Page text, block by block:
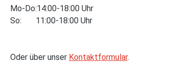
Mo-Do:14:00-18:00 Uhr
So: 11:00-18:00 Uhr
Oder über unser Kontaktformular.